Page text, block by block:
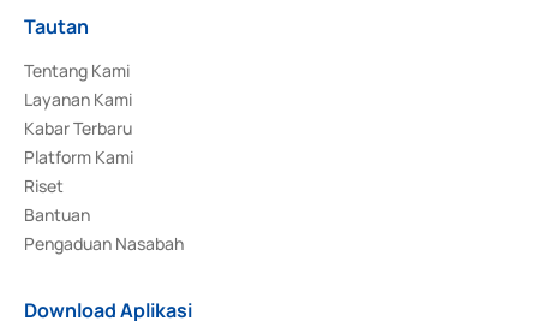
Tautan
Tentang Kami
Layanan Kami
Kabar Terbaru
Platform Kami
Riset
Bantuan
Pengaduan Nasabah
Download Aplikasi